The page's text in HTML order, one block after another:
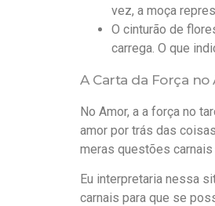
vez, a moça
O cinturão de
carrega. O que
A Carta da Força no
No Amor, a a força no
amor por trás das
meras questões carnais
Eu interpretaria nessa
carnais para que se